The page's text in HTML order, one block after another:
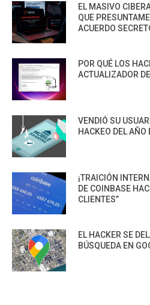
EL MASIVO
QUE
ACUERDO
POR QUÉ LOS
ACTUALIZADOR
VENDIÓ SU
HACKEO DEL
¡TRAICIÓN
DE COINBASE
CLIENTES”
EL HACKER SE
BÚSQUEDA EN